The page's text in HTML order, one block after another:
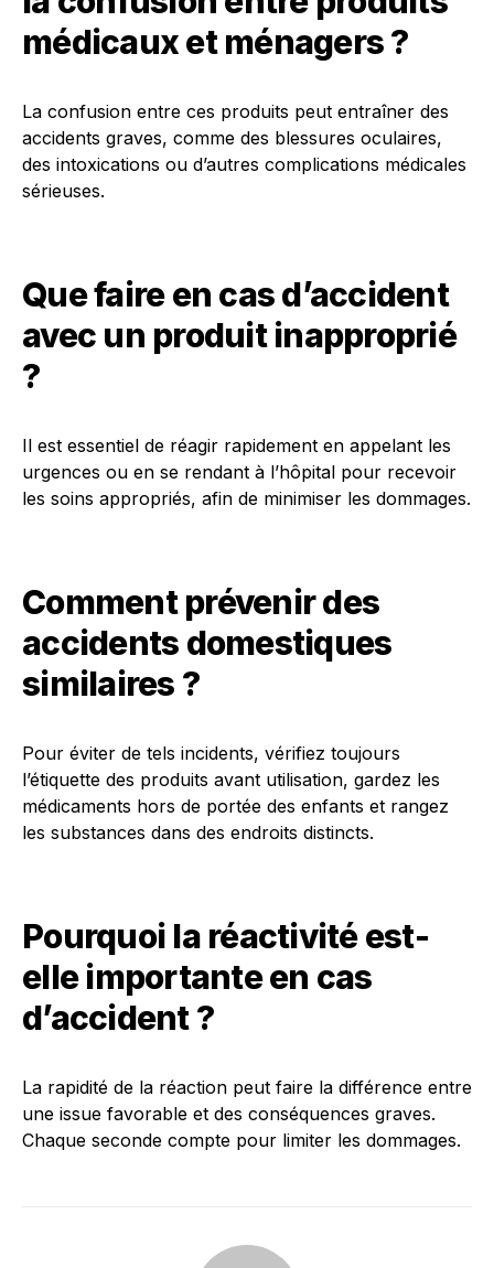
médicaux et ménagers ?
La confusion entre ces produits peut entraîner des
accidents graves, comme des blessures oculaires,
des intoxications ou d’autres complications médicales
sérieuses.
Que faire en cas d’accident
avec un produit inapproprié
?
Il est essentiel de réagir rapidement en appelant les
urgences ou en se rendant à l’hôpital pour recevoir
les soins appropriés, afin de minimiser les dommages.
Comment prévenir des
accidents domestiques
similaires ?
Pour éviter de tels incidents, vérifiez toujours
l’étiquette des produits avant utilisation, gardez les
médicaments hors de portée des enfants et rangez
les substances dans des endroits distincts.
Pourquoi la réactivité est-
elle importante en cas
d’accident ?
La rapidité de la réaction peut faire la différence entre
une issue favorable et des conséquences graves.
Chaque seconde compte pour limiter les dommages.